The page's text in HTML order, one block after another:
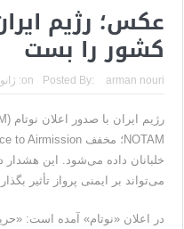
مقامات آمریکایی:
خبرگزاری سپاه
تحلیلگر حکومتی:
ایران؛ واکنش ترامپ و
مقاله: اپوزیسیون
۱۰ تریلیون دلار؛ چگونه جرایم سایبری به سومین اقتصاد بزرگ جهان تبدیل شد؟
ترامپ: پیروزی عبدال
عکس؛ رژیم
کشور را بست
Posted By: arman nouri
on: ژانویه
خلبانان داده می‌شود. این
می‌تواند بر ایمنی پرواز تأثیر
در اعلان «نوتام» آمده است: